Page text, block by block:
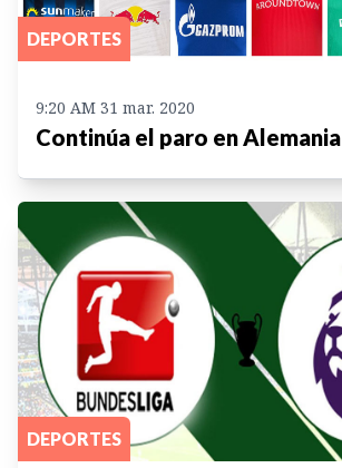
DEPORTES
9:20 AM 31 mar. 2020
Continúa el paro en Alemania
DEPORTES